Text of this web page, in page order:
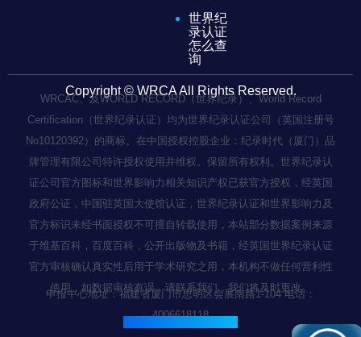
世界纪
录认证
怎么查
询
Copyright © WRCA All Rights Reserved.
WRCAC、及WORLD RECORD（世界纪录）、World Record
Certification（世界纪录认证）均为世界纪录认证公司（英国注册号
No10120392）的商标。在中国授权控股企业：纪录时代（厦门）品
牌管理有限公司特许授权使用并维权。保留所有权利。世界纪录认
证公司官方图标和世界影响力相关知识产权已获官方授权，经英国
政府公证，中国驻英国大使馆认证，世界纪录认证和世界影响力及
官方标识未经书面授权不可擅自转载使用，本站部分数据案例来源
于维基百科，百度百科，公开出版物及书籍，经英国世界纪录认证
官方审核确认真实性后用于学术研究之用，本机构不做任何营利性
使用，如数据审核有误，请联系我们，我们将及时更改。
申报中心地址：福建省厦门市思明区会展南路1-104 电话：
4006618118